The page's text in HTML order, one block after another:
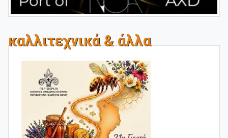
καλλιτεχνικά & άλλα